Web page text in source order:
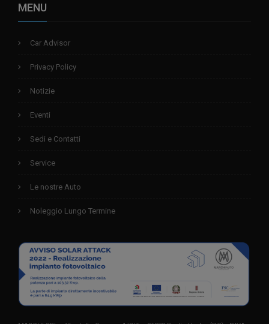
MENU
Car Advisor
Privacy Policy
Notizie
Eventi
Sedi e Contatti
Service
Le nostre Auto
Noleggio Lungo Termine